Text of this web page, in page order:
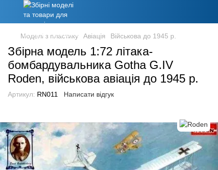
Моделі з пластику Авіація Військова до 1945 р.
Збірна модель 1:72 літака-
бомбардувальника Gotha G.IV
Roden, військова авіація до 1945 р.
Артикул: RN011 Написати відгук